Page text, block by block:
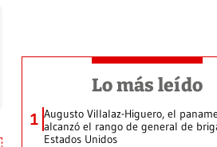
Lo más leído
1 Augusto Villalaz-Higuero, el
alcanzó el rango de general de
Estados Unidos